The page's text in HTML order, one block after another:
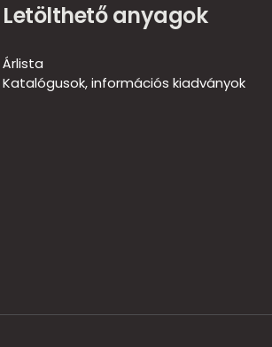
Letölthető anyagok
Árlista
Katalógusok, információs kiadványok